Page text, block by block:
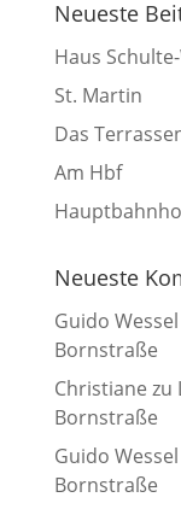
Neueste
Haus
St. Martin
Das
Am Hbf
Neueste
Guido Wessel
Bornstraße
Christiane zu
Bornstraße
Guido Wessel
Bornstraße